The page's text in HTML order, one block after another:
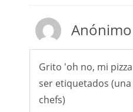
Anónimo
Grito 'oh no, mi
ser etiquetados
chefs)